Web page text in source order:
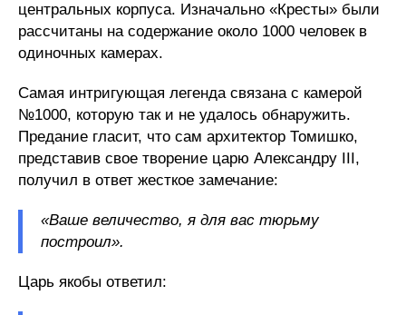
центральных корпуса. Изначально «Кресты» были
рассчитаны на содержание около 1000 человек в
одиночных камерах.
Самая интригующая легенда связана с камерой
№1000, которую так и не удалось обнаружить.
Предание гласит, что сам архитектор Томишко,
представив свое творение царю Александру III,
получил в ответ жесткое замечание:
«Ваше величество, я для вас тюрьму
построил».
Царь якобы ответил: